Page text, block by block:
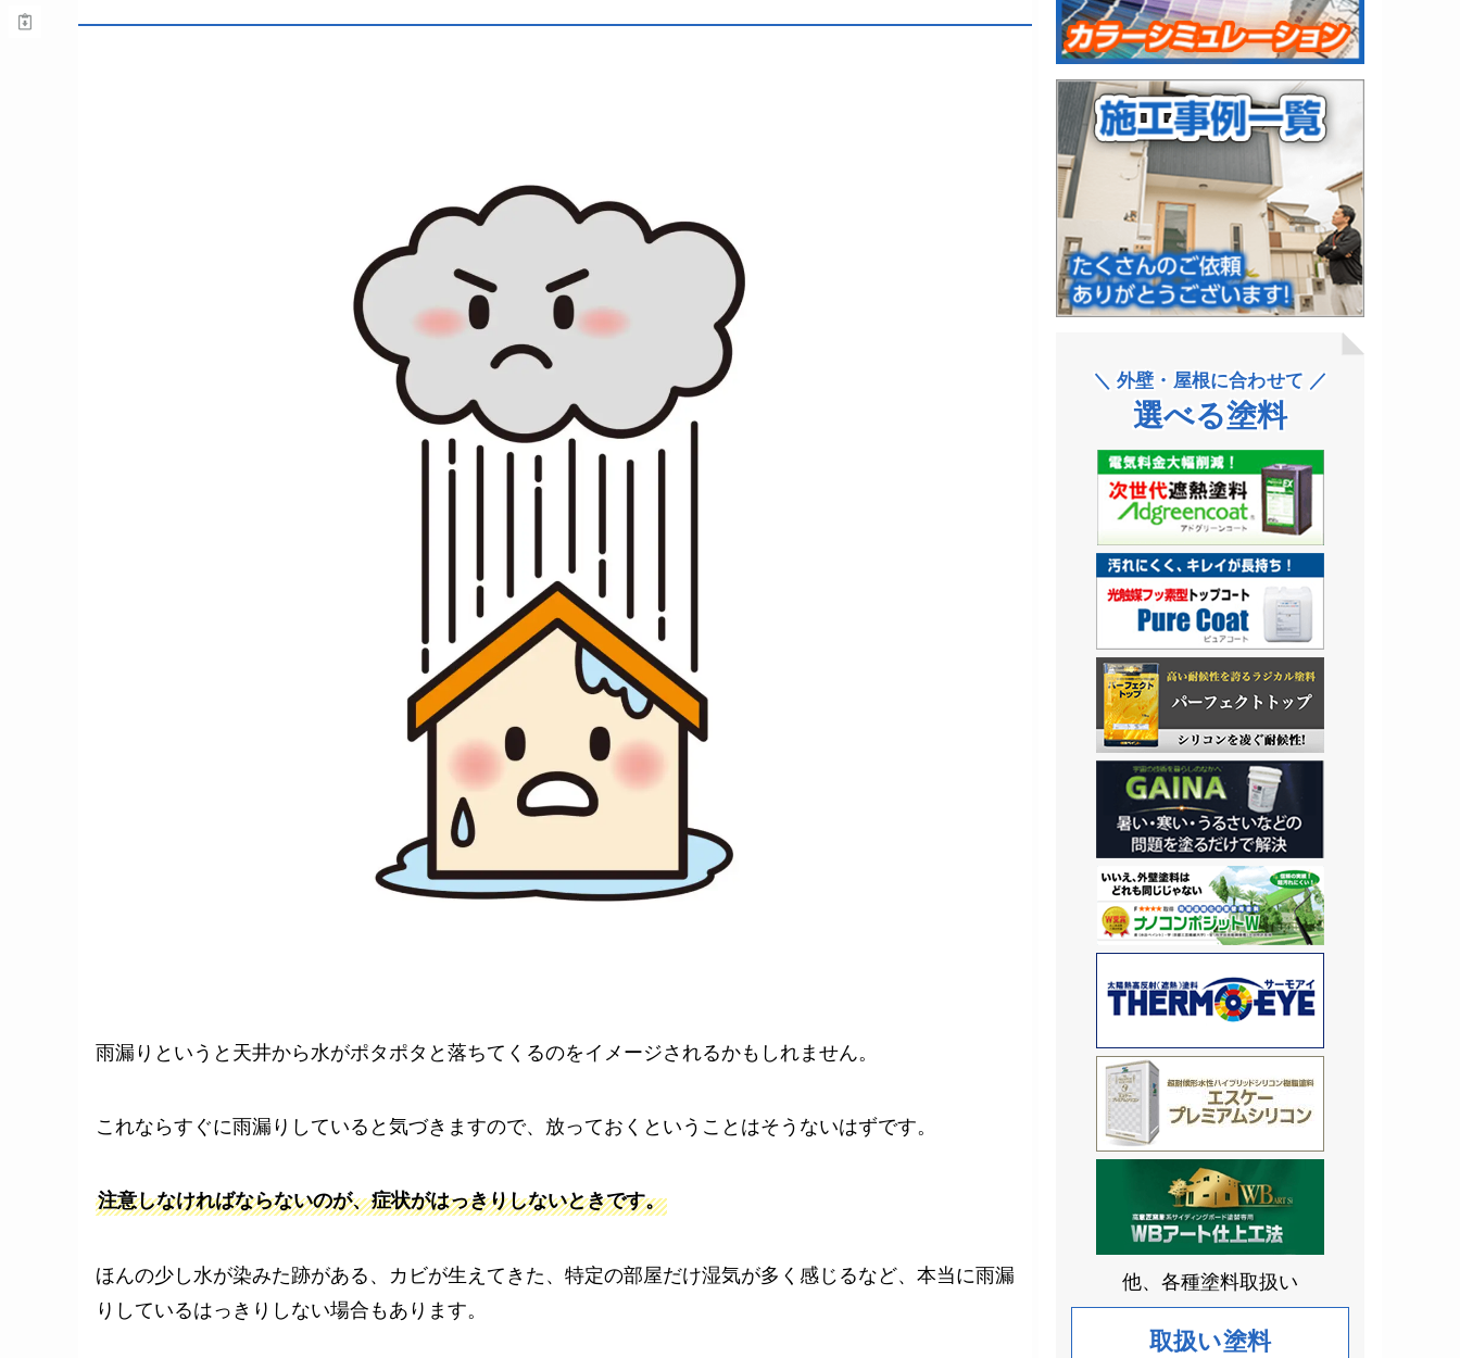
雨漏りというと天井から水がポタポタと落ちてくるのをイメージされるかもしれません。
これならすぐに雨漏りしていると気づきますので、放っておくということはそうないはずです。
注意しなければならないのが、症状がはっきりしないときです。
ほんの少し水が染みた跡がある、カビが生えてきた、特定の部屋だけ湿気が多く感じるなど、本当に雨漏
りしているはっきりしない場合もあります。
＼ 外壁・屋根に合わせて ／
選べる塗料
他、各種塗料取扱い
取扱い塗料